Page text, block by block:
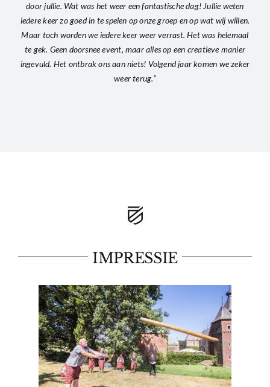
door jullie. Wat was het weer een fantastische dag! Jullie weten
iedere keer zo goed in te spelen op onze groep en op wat wij willen.
Maar toch worden we iedere keer weer verrast. Het was helemaal
te gek. Geen doorsnee event, maar alles op een creatieve manier
ingevuld. Het ontbrak ons aan niets! Volgend jaar komen we zeker
weer terug.”
IMPRESSIE